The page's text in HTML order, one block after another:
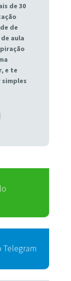
de 30
de
aula
e te
Telegram